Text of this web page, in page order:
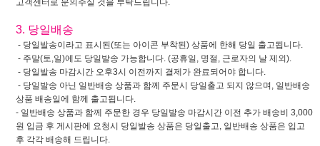
고객센터로 문의주실 것을 부탁드립니다.
3. 당일배송
- 당일발송이라고 표시된(또는 아이콘 부착된) 상품에 한해 당일 출고됩니다.
- 주말(토,일)에도 당일발송 가능합니다. (공휴일, 명절, 근로자의 날 제외).
- 당일발송 마감시간 오후3시 이전까지 결제가 완료되어야 합니다.
- 당일발송 아닌 일반배송 상품과 함께 주문시 당일출고 되지 않으며, 일반배송
상품 배송일에 함께 출고됩니다.
- 일반배송 상품과 함께 주문한 경우 당일발송 마감시간 이전 추가 배송비 3,000
원 입금 후 게시판에 요청시 당일발송 상품은 당일출고, 일반배송 상품은 입고
후 각각 배송해 드립니다.